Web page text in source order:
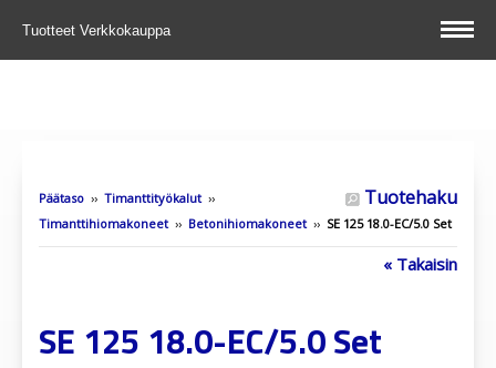
Tuotteet Verkkokauppa
Tuotehaku
Päätaso ›› Timanttityökalut››
Timanttihiomakoneet›› Betonihiomakoneet›› SE 125 18.0-EC/5.0 Set
« Takaisin
SE 125 18.0-EC/5.0 Set